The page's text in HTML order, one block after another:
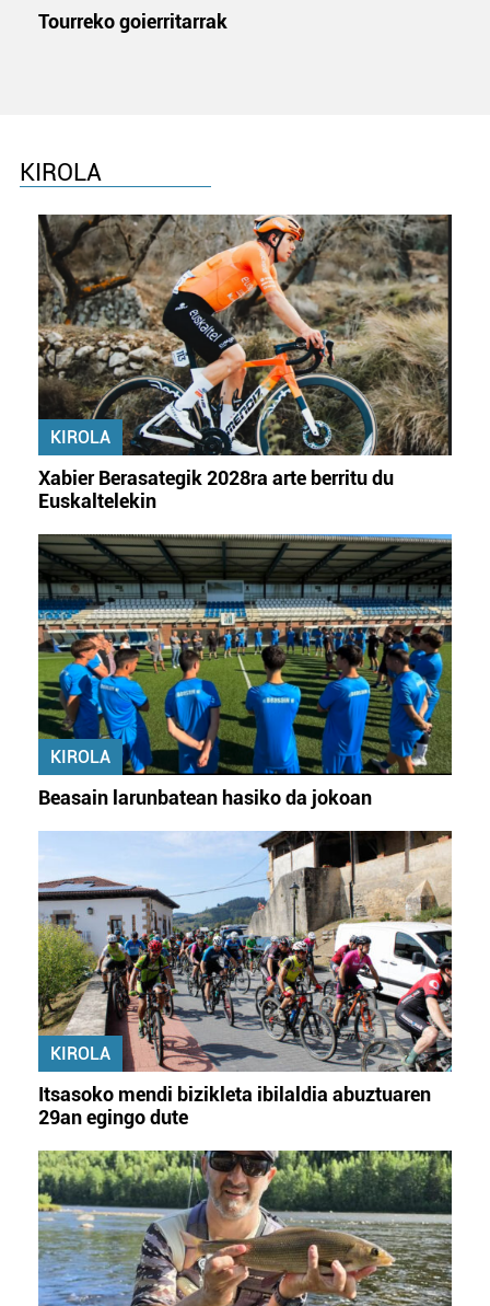
Tourreko goierritarrak
KIROLA
KIROLA
Xabier Berasategik 2028ra arte berritu du
Euskaltelekin
KIROLA
Beasain larunbatean hasiko da jokoan
KIROLA
Itsasoko mendi bizikleta ibilaldia abuztuaren
29an egingo dute